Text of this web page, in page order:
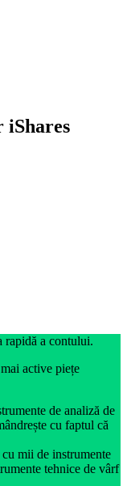
iShares
rapidă a contului.
active piețe
de analiză de
cu faptul că
mii de instrumente
tehnice de vârf